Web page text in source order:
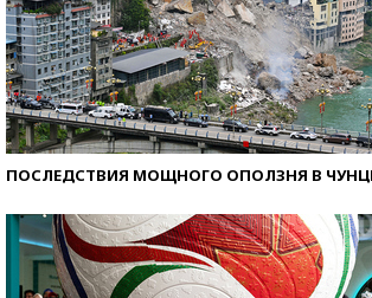
ПОСЛЕДСТВИЯ МОЩНОГО ОПОЛЗНЯ В